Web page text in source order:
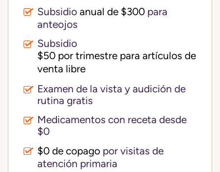
Subsidio anual de $300 para
anteojos
Subsidio
$50 por trimestre para artículos de
venta libre
Examen de la vista y audición de
rutina gratis
Medicamentos con receta desde
$0
$0 de copago por visitas de
atención primaria